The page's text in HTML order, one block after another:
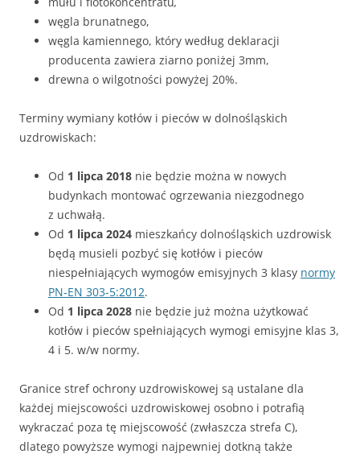
węgla brunatnego,
węgla kamiennego, który według deklaracji
producenta zawiera ziarno poniżej 3mm,
drewna o wilgotności powyżej 20%.
Terminy wymiany kotłów i pieców w dolnośląskich
uzdrowiskach:
Od 1 lipca 2018 nie będzie można w nowych
budynkach montować ogrzewania niezgodnego
z uchwałą.
Od 1 lipca 2024 mieszkańcy dolnośląskich uzdrowisk
będą musieli pozbyć się kotłów i pieców
niespełniających wymogów emisyjnych 3 klasy normy
PN-EN 303-5:2012.
Od 1 lipca 2028 nie będzie już można użytkować
kotłów i pieców spełniających wymogi emisyjne klas 3,
4 i 5. w/w normy.
Granice stref ochrony uzdrowiskowej są ustalane dla
każdej miejscowości uzdrowiskowej osobno i potrafią
wykraczać poza tę miejscowość (zwłaszcza strefa C),
dlatego powyższe wymogi najpewniej dotkną także